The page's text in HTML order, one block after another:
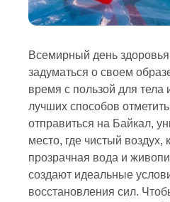
Всемирный день
задуматься о своем
время с пользой для
лучших способов
отправиться на Байкал,
место, где чистый воздух,
прозрачная вода и
создают идеальные
восстановления сил.